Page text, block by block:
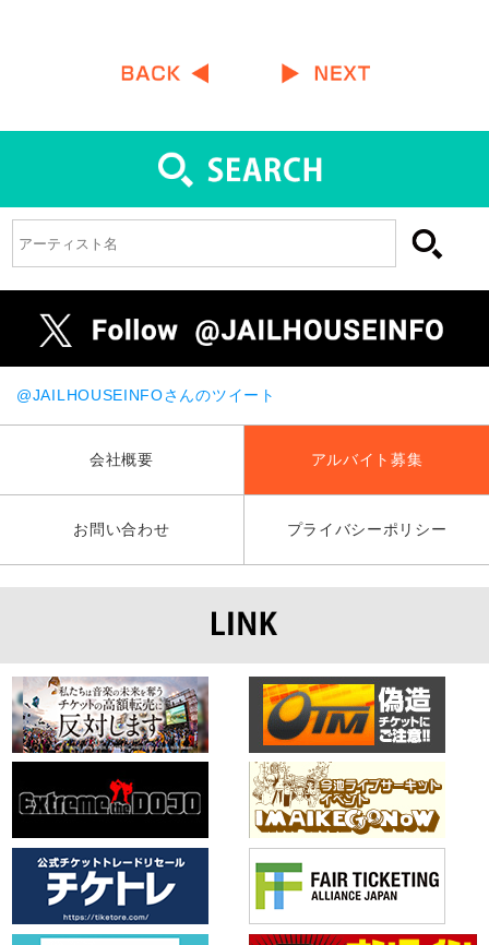
@JAILHOUSEINFOさんのツイート
会社概要 アルバイト募集
お問い合わせ プライバシーポリシー